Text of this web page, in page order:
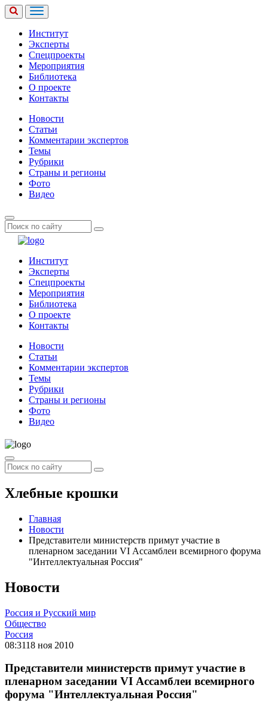
Институт
Эксперты
Спецпроекты
Мероприятия
Библиотека
О проекте
Контакты
Новости
Статьи
Комментарии экспертов
Темы
Рубрики
Страны и регионы
Фото
Видео
Институт
Эксперты
Спецпроекты
Мероприятия
Библиотека
О проекте
Контакты
Новости
Статьи
Комментарии экспертов
Темы
Рубрики
Страны и регионы
Фото
Видео
Хлебные крошки
Главная
Новости
Представители министерств примут участие в
пленарном заседании VI Ассамблеи всемирного форума
"Интеллектуальная Россия"
Новости
Россия и Русский мир
Общество
Россия
08:3118 ноя 2010
Представители министерств примут участие в
пленарном заседании VI Ассамблеи всемирного
форума "Интеллектуальная Россия"